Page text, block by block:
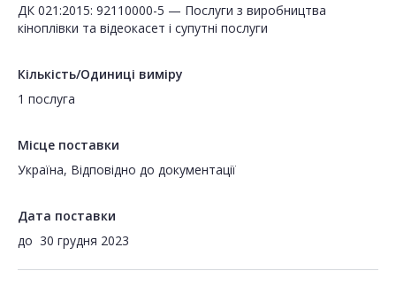
ДК 021:2015: 92110000-5 — Послуги з виробництва
кіноплівки та відеокасет і супутні послуги
Кількість/Одиниці виміру
1 послуга
Місце поставки
Україна, Відповідно до документації
Дата поставки
до 30 грудня 2023